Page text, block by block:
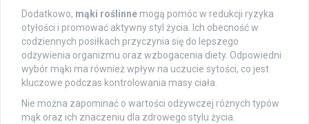
Dodatkowo, mąki roślinne mogą pomóc w redukcji ryzyka
otyłości i promować aktywny styl życia. Ich obecność w
codziennych posiłkach przyczynia się do lepszego
odżywienia organizmu oraz wzbogacenia diety. Odpowiedni
wybór mąki ma również wpływ na uczucie sytości, co jest
kluczowe podczas kontrolowania masy ciała.
Nie można zapominać o wartości odżywczej różnych typów
mąk oraz ich znaczeniu dla zdrowego stylu życia.